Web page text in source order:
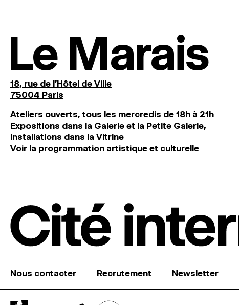
Le Marais
18, rue de l'Hôtel de Ville
75004 Paris
Ateliers ouverts, tous les mercredis de 18h à 21h
Expositions dans la Galerie et la Petite Galerie,
installations dans la Vitrine
Voir la programmation artistique et culturelle
Nous contacter Recrutement Newsletter